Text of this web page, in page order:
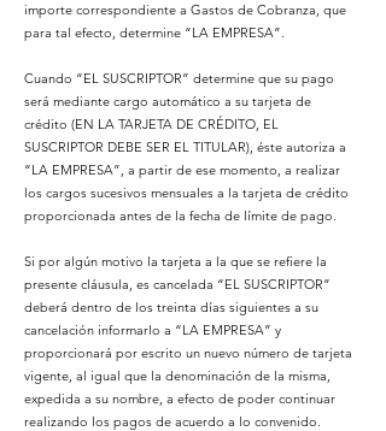
importe correspondiente a Gastos de Cobranza, que
para tal efecto, determine “LA EMPRESA”.
Cuando “EL SUSCRIPTOR” determine que su pago
será mediante cargo automático a su tarjeta de
crédito (EN LA TARJETA DE CRÉDITO, EL
SUSCRIPTOR DEBE SER EL TITULAR), éste autoriza a
“LA EMPRESA”, a partir de ese momento, a realizar
los cargos sucesivos mensuales a la tarjeta de crédito
proporcionada antes de la fecha de límite de pago.
Si por algún motivo la tarjeta a la que se refiere la
presente cláusula, es cancelada “EL SUSCRIPTOR”
deberá dentro de los treinta días siguientes a su
cancelación informarlo a “LA EMPRESA” y
proporcionará por escrito un nuevo número de tarjeta
vigente, al igual que la denominación de la misma,
expedida a su nombre, a efecto de poder continuar
realizando los pagos de acuerdo a lo convenido.